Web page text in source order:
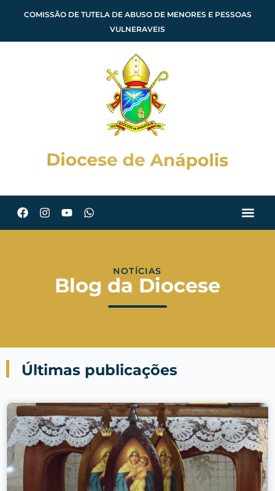
COMISSÃO DE TUTELA DE ABUSO DE MENORES E PESSOAS
VULNERAVEIS
NOTÍCIAS
Blog da Diocese
Últimas publicações